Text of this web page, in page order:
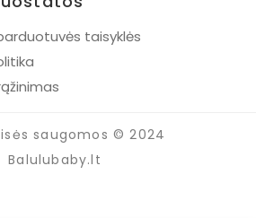
taisyklės
saugomos © 2024
Balulubaby.lt